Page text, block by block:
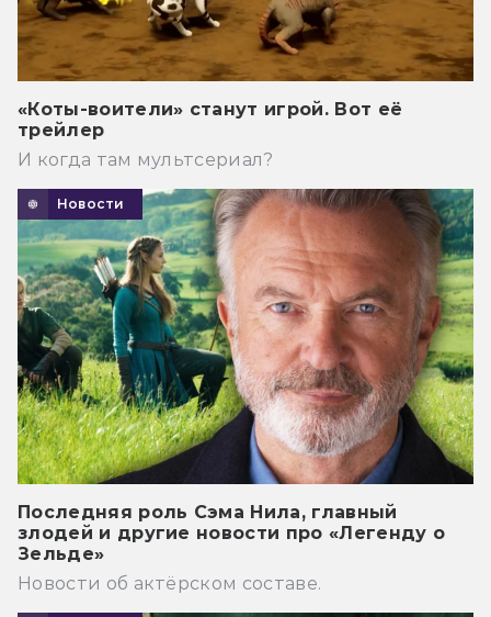
«Коты-воители» станут игрой. Вот её
трейлер
И когда там мультсериал?
Новости
Последняя роль Сэма Нила, главный
злодей и другие новости про «Легенду о
Зельде»
Новости об актёрском составе.